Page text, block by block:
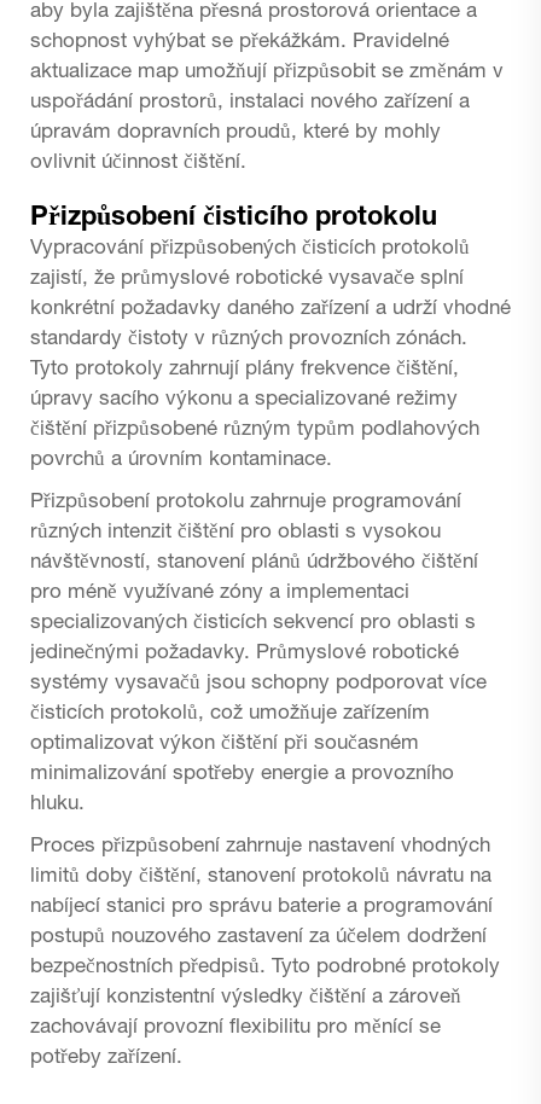
aby byla zajištěna přesná prostorová orientace a
schopnost vyhýbat se překážkám. Pravidelné
aktualizace map umožňují přizpůsobit se změnám v
uspořádání prostorů, instalaci nového zařízení a
úpravám dopravních proudů, které by mohly
ovlivnit účinnost čištění.
Přizpůsobení čisticího protokolu
Vypracování přizpůsobených čisticích protokolů
zajistí, že průmyslové robotické vysavače splní
konkrétní požadavky daného zařízení a udrží vhodné
standardy čistoty v různých provozních zónách.
Tyto protokoly zahrnují plány frekvence čištění,
úpravy sacího výkonu a specializované režimy
čištění přizpůsobené různým typům podlahových
povrchů a úrovním kontaminace.
Přizpůsobení protokolu zahrnuje programování
různých intenzit čištění pro oblasti s vysokou
návštěvností, stanovení plánů údržbového čištění
pro méně využívané zóny a implementaci
specializovaných čisticích sekvencí pro oblasti s
jedinečnými požadavky. Průmyslové robotické
systémy vysavačů jsou schopny podporovat více
čisticích protokolů, což umožňuje zařízením
optimalizovat výkon čištění při současném
minimalizování spotřeby energie a provozního
hluku.
Proces přizpůsobení zahrnuje nastavení vhodných
limitů doby čištění, stanovení protokolů návratu na
nabíjecí stanici pro správu baterie a programování
postupů nouzového zastavení za účelem dodržení
bezpečnostních předpisů. Tyto podrobné protokoly
zajišťují konzistentní výsledky čištění a zároveň
zachovávají provozní flexibilitu pro měnící se
potřeby zařízení.